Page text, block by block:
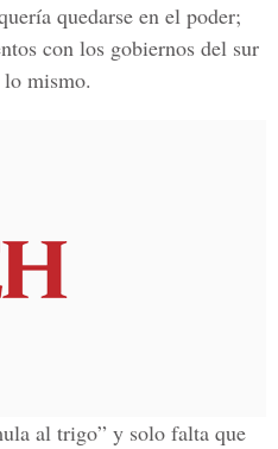
quedarse en el poder;
con los gobiernos del sur
mismo.
al trigo” y solo falta que